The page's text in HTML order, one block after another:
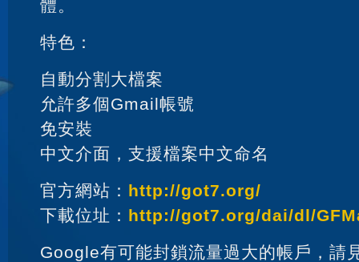
體。
特色：
自動分割大檔案
允許多個Gmail帳號
免安裝
中文介面，支援檔案中文命名
官方網站： http://got7.org/
下載位址： http://got7.org/dai/dl/
Google有可能封鎖流量過大的帳戶，請